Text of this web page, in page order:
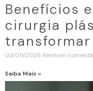
Benefícios
cirurgia
03/09/2026 Nenhum
Saiba Mais »